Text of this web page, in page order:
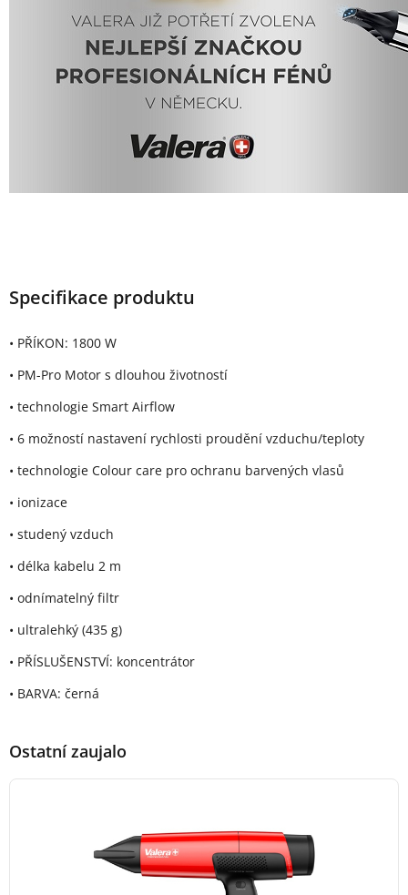
Specifikace produktu
• PŘÍKON: 1800 W
• PM-Pro Motor s dlouhou životností
• technologie Smart Airflow
• 6 možností nastavení rychlosti proudění vzduchu/teploty
• technologie Colour care pro ochranu barvených vlasů
• ionizace
• studený vzduch
• délka kabelu 2 m
• odnímatelný filtr
• ultralehký (435 g)
• PŘÍSLUŠENSTVÍ: koncentrátor
• BARVA: černá
Ostatní zaujalo